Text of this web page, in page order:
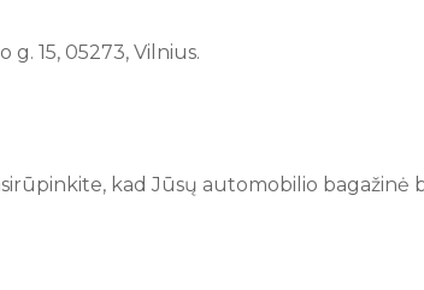
15, 05273, Vilnius.
kad Jūsų automobilio bagažinė